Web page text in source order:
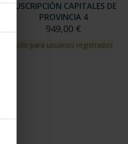
SUSCRIPCIÓN CAPITALES DE
PROVINCIA 4
949,00 €
Sólo para usuarios registrados